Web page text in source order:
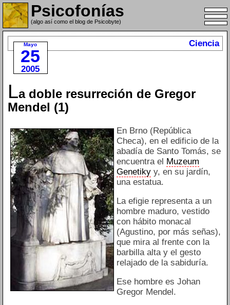
Psicofonías
(algo así como el blog de Psicobyte)
Mayo
25
2005
Ciencia
La doble resurreción de Gregor
Mendel (1)
En Brno (República
Checa), en el edificio de la
abadía de Santo Tomás, se
encuentra el Muzeum
Genetikyy, en su jardín,
una estatua.
La efigie representa a un
hombre maduro, vestido
con hábito monacal
(Agustino, por más señas),
que mira al frente con la
barbilla alta y el gesto
relajado de la sabiduría.
Ese hombre es Johan
Gregor Mendel.